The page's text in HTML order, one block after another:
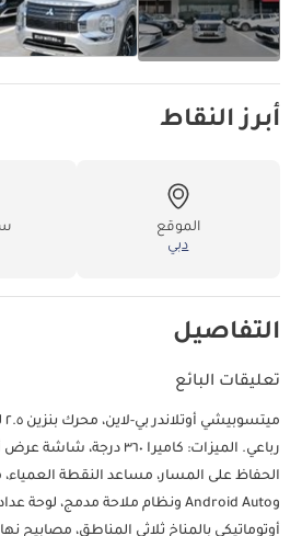
أبرز النقاط
الموقع
دبي
التفاصيل
تعليقات البائع